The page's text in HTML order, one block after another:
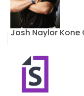
Josh Naylor